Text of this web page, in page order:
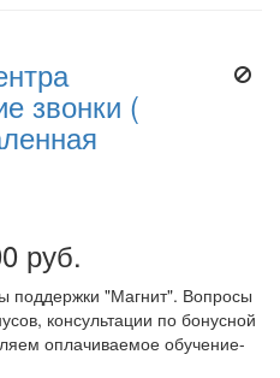
звонки (
руб.
поддержки "Магнит". Вопросы
консультации по бонусной
оплачиваемое обучение-